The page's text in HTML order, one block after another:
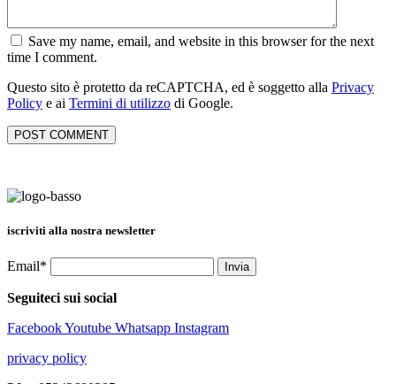
Save my name, email, and website in this browser for the next
time I comment.
Questo sito è protetto da reCAPTCHA, ed è soggetto alla Privacy
Policy e ai Termini di utilizzo di Google.
iscriviti alla nostra newsletter
Email*
Seguiteci sui social
FacebookYoutube Whatsapp Instagram
privacy policy